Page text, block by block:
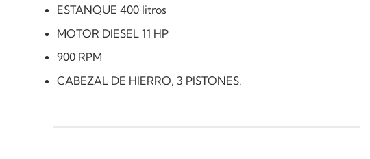
ESTANQUE 400 litros
MOTOR DIESEL 11 HP
900 RPM
CABEZAL DE HIERRO, 3 PISTONES.